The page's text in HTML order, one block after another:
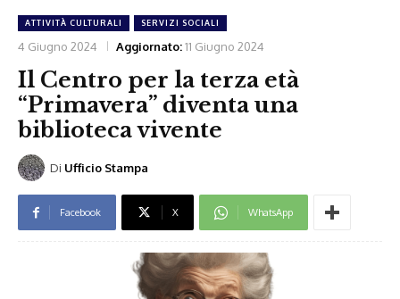
ATTIVITÀ CULTURALI SERVIZI SOCIALI
4 Giugno 2024 Aggiornato:11 Giugno 2024
Il Centro per la terza età
“Primavera” diventa una
biblioteca vivente
Di Ufficio Stampa
Facebook X WhatsApp